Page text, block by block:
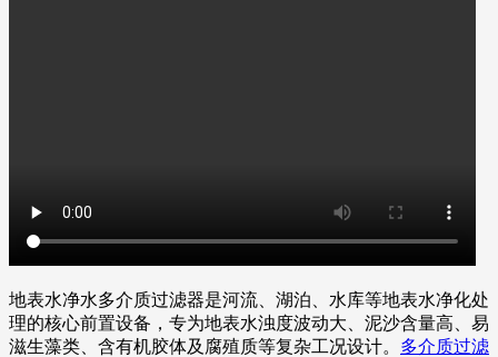
地表水净水多介质过滤器是河流、湖泊、水库等地表水净化处
理的核心前置设备，专为地表水浊度波动大、泥沙含量高、易
滋生藻类、含有机胶体及腐殖质等复杂工况设计。 多介质过滤